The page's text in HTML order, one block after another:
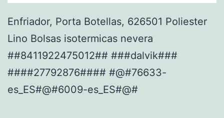
Enfriador, Porta Botellas, 626501 Poliester
Lino Bolsas isotermicas nevera
##8411922475012## ###dalvik###
####27792876#### #@#76633-
es_ES#@#6009-es_ES#@#